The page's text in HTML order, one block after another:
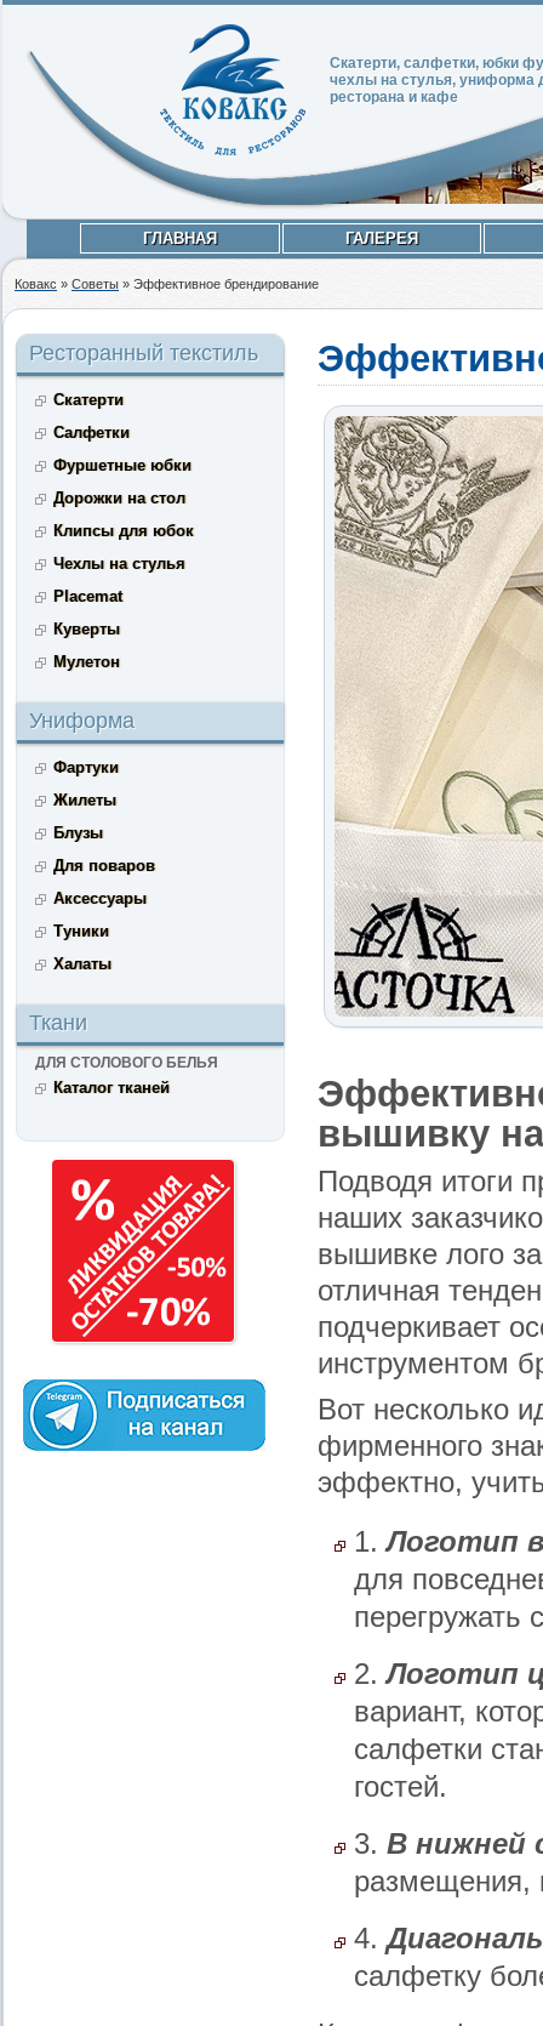
Скатерти, салфетки, юбки
чехлы на стулья, униформа
ресторана и кафе
ГЛАВНАЯ ГАЛЕРЕЯ
Ковакс » Советы » Эффективное брендирование
Ресторанный текстиль
Скатерти
Салфетки
Фуршетные юбки
Дорожки на стол
Клипсы для юбок
Чехлы на стулья
Placemat
Куверты
Мулетон
Униформа
Фартуки
Жилеты
Блузы
Для поваров
Аксессуары
Туники
Халаты
Ткани
ДЛЯ СТОЛОВОГО БЕЛЬЯ
Каталог тканей
вышивку
Подводя итоги
наших
вышивке лого
отличная
подчеркивает
инструментом
Вот несколько
фирменного
эффектно,
1.Логотип
для
перегружать
2.Логотип
вариант,
салфетки
гостей.
3.В нижней
размещения,
4.
салфетку